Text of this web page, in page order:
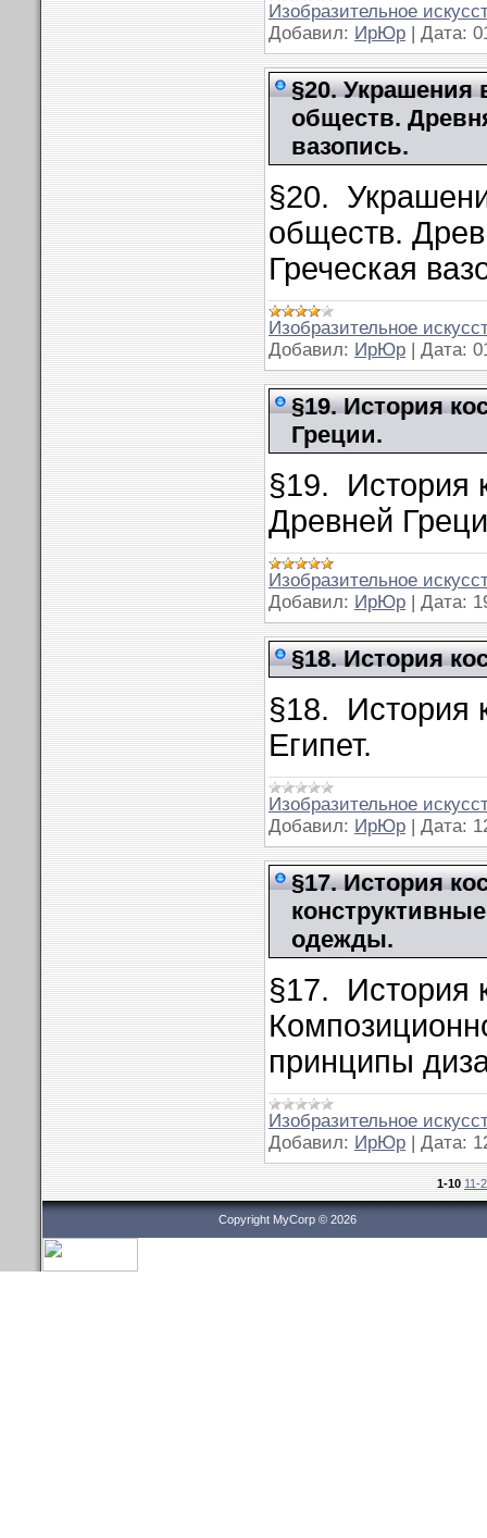
Изобразительное
Добавил: ИрЮр Дата:
§20. Украшения
обществ.
вазопись.
§20.
обществ.
Греческая
Изобразительное
Добавил: ИрЮр Дата:
§19. История
Греции.
§19. История
Древней
Изобразительное
Добавил: ИрЮр Дата:
§18. История
§18. История
Египет.
Изобразительное
Добавил: ИрЮр Дата:
§17. История
одежды.
§17. История
принципы
Изобразительное
Добавил: ИрЮр Дата:
1-10 11-
Copyright MyCorp © 2026